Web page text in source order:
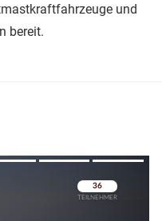
und
bereit.
Überspringen